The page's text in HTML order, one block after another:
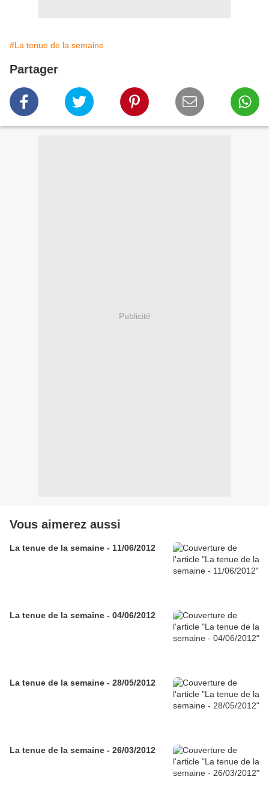
#La tenue de la semaine
Partager
Publicité
Vous aimerez aussi
La tenue de la semaine - 11/06/2012
La tenue de la semaine - 04/06/2012
La tenue de la semaine - 28/05/2012
La tenue de la semaine - 26/03/2012